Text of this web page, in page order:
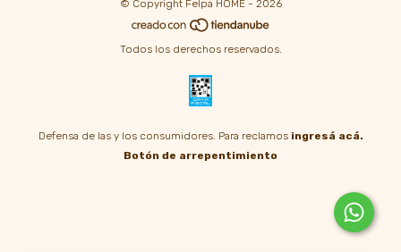
© Copyright Felpa HOME - 2026
Todos los derechos reservados.
Defensa de las y los consumidores. Para reclamos ingresá acá.
Botón de arrepentimiento